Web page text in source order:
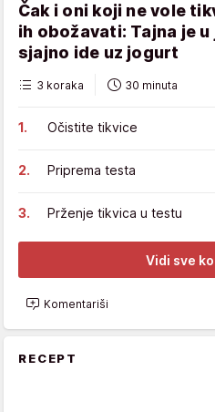
Čak i oni koji ne vole
ih obožavati: Tajna je
sjajno ide uz jogurt
3 koraka 30 minuta
Očistite tikvice
Priprema testa
Prženje tikvica u testu
Vidi sve
Komentariši
RECEPT